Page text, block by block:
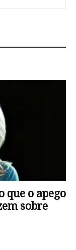
que o apego
sobre